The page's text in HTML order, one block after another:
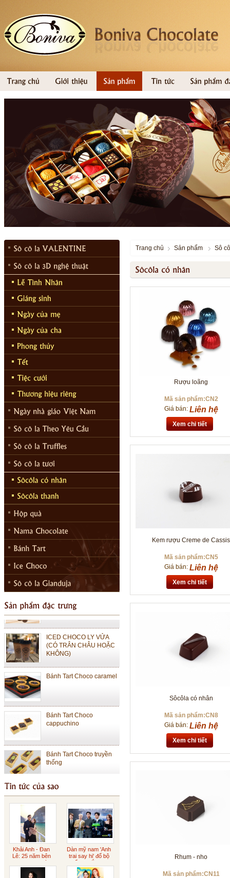
LỚN (CÓ TRÂN CHÂU
HOẶC KHÔNG)
ICED CHOCO MOKA LY
VỪA (CÓ TRÂN CHÂU
HOẶC KHÔNG)
ICED CHOCO LY LỚN
(CÓ TRÂN CHÂU HOẶC
KHÔNG)
ICED CHOCO LY VỬA
(CÓ TRÂN CHÂU HOẶC
KHÔNG)
cappuchino
Bánh Tart Choco truyền
thống
Bánh Cheese Tart Lớn
Bánh Cheese Tart Nhỏ
Sôcôla Gianduja
Khải Anh - Đan
Lê: 25 năm bên
nhau ngọt ngào
Dàn mỹ nam 'Anh
trai say hi' đổ bộ
buổi ra mắt phim
Trang chủ Sản phẩm Sô
Rượu loãng
Mã sản phẩm:CN2
Giá bán: Liên hệ
Xem chi tiết
Kem rượu Creme de Cassis
Mã sản phẩm:CN5
Giá bán: Liên hệ
Xem chi tiết
Sôcôla có nhân
Mã sản phẩm:CN8
Giá bán: Liên hệ
Xem chi tiết
Rhum - nho
Mã sản phẩm:CN11